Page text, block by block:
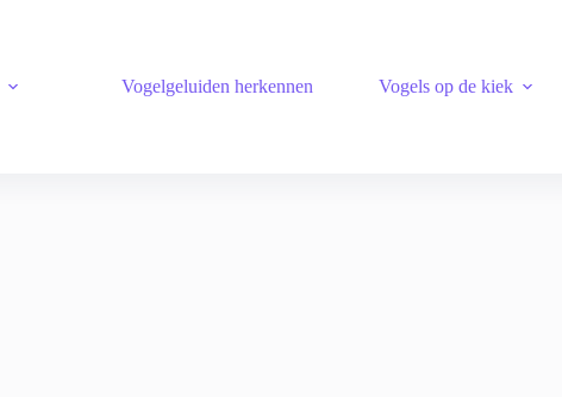
Vogelgeluiden herkennen Vogels op de kiek